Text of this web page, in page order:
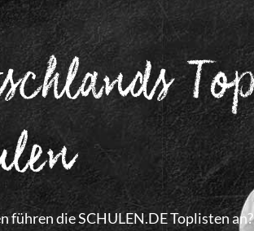
führen die SCHULEN.DE Toplisten